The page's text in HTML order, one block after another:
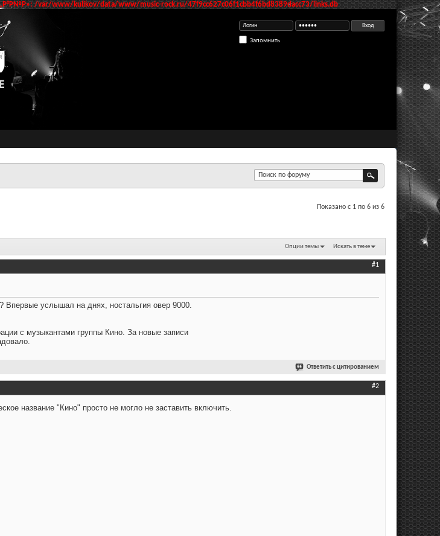
С„Р°Р№Р»: /var/www/kulikov/data/www/music-rock.ru/47f9cc627c06f1cbb4f6bd8389dacc73/links.db
Запомнить
Показано с 1 по 6 из 6
Опции темы Искать в теме
#1
Впервые услышал на днях, ностальгия овер 9000.
с музыкантами группы Кино. За новые записи
Ответить с цитированием
#2
название "Кино" просто не могло не заставить включить.